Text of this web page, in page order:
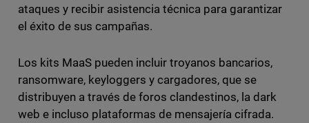
ataques y recibir asistencia técnica para garantizar
el éxito de sus campañas.
Los kits MaaS pueden incluir troyanos bancarios,
ransomware, keyloggers y cargadores, que se
distribuyen a través de foros clandestinos, la dark
web e incluso plataformas de mensajería cifrada.